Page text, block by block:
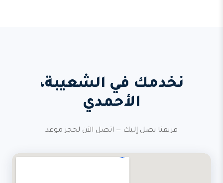
نخدمك في الشعيبة،
الأحمدي
فريقنا يصل إليك — اتصل الآن لحجز موعد